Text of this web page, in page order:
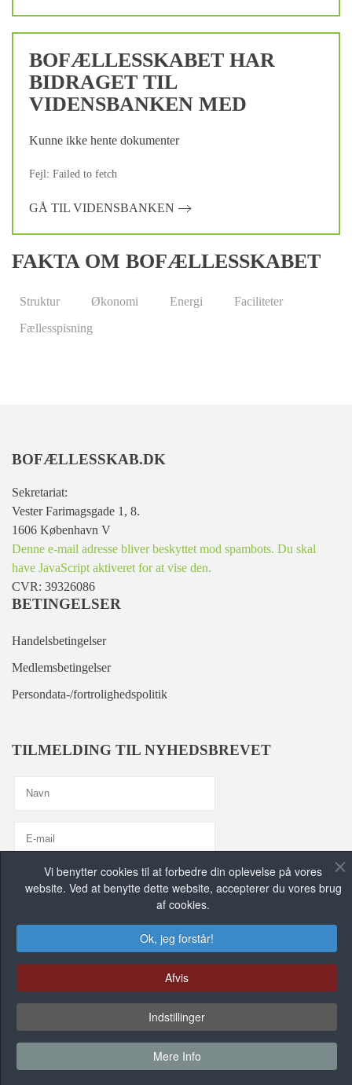
Vi benytter cookies til at forbedre din oplevelse på vores
website. Ved at benytte dette website, accepterer du vores brug
af cookies.
Ok, jeg forstår!
Afvis
Indstillinger
Mere Info
BOFÆLLESSKABET HAR
BIDRAGET TIL
VIDENSBANKEN MED
Kunne ikke hente dokumenter
Fejl: Failed to fetch
GÅ TIL VIDENSBANKEN
FAKTA OM BOFÆLLESSKABET
Struktur Økonomi Energi
Faciliteter
Fællesspisning
BOFÆLLESSKAB.DK
Sekretariat:
Vester Farimagsgade 1, 8.
1606 København V
Denne e-mail adresse bliver beskyttet mod spambots. Du skal
have JavaScript aktiveret for at vise den.
CVR: 39326086
BETINGELSER
Handelsbetingelser
Medlemsbetingelser
Persondata-/fortrolighedspolitik
TILMELDING TIL NYHEDSBREVET
Jeg er enig medPrivatlivspolitik
FIND OS PÅ DE SOCIALE MEDIER